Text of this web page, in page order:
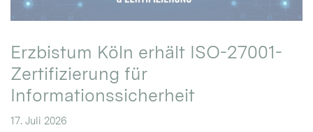
Erzbistum Köln erhält ISO-27001-
Zertifizierung für
Informationssicherheit
17. Juli 2026